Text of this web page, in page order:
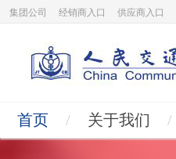
集团公司 经销商入口 供应商入口
首页 / 关于我们 /